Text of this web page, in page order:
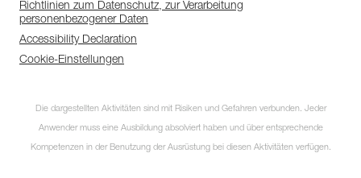
Richtlinien zum Datenschutz, zur Verarbeitung
personenbezogener Daten
Accessibility Declaration
Cookie-Einstellungen
Die dargestellten Aktivitäten sind mit Risiken und Gefahren verbunden. Jeder
Anwender muss eine Ausbildung absolviert haben und über entsprechende
Kompetenzen in der Benutzung der Ausrüstung bei diesen Aktivitäten verfügen.